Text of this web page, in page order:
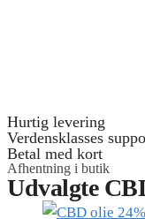
Hurtig levering
Verdensklasses
Betal med kort
Afhentning i butik
Udvalgte